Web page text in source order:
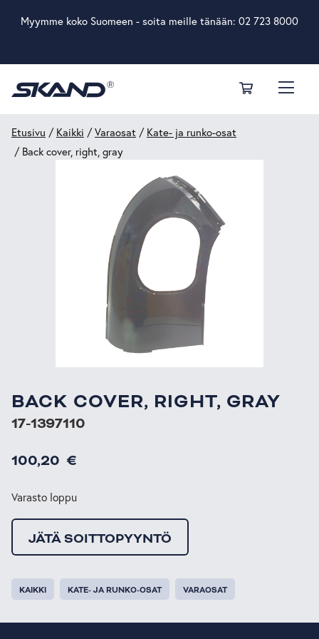
Myymme koko Suomeen - soita meille tänään: 02 723 8000
Etusivu / Kaikki /Varaosat / Kate- ja runko-osat
/ Back cover, right, gray
BACK COVER, RIGHT, GRAY
17-1397110
100,20 €
Varasto loppu
JÄTÄ SOITTOPYYNTÖ
KAIKKI KATE- JA RUNKO-OSAT VARAOSAT